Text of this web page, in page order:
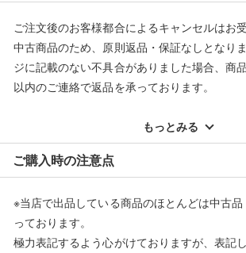
ご注文後のお客様都合によるキャンセルはお
中古商品のため、原則返品・保証なしとなり
ジに記載のない不具合がありました場合、商
以内のご連絡で返品を承っております。
配送料ともに当社負担で対応いたします。
※オンラインストアで購入頂いた商品は、店
できません。また、商品の修理及び交換に関
返品・交換について
もっとみる
ご購入時の注意点
※当店で出品している商品のほとんどは中古
っております。
極力表記するよう心がけておりますが、表記